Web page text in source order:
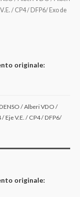
/ CP4 / DFP6/ Exo de
originale:
/ Alberi VDO /
Eje V.E. / CP4 / DFP6/
originale: